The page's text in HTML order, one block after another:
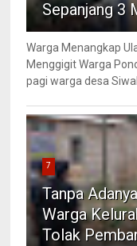
Sepanjang 3
Warga Menangkap
Menggigit Warga
pagi warga desa
7
Tanpa
Warga
Tolak